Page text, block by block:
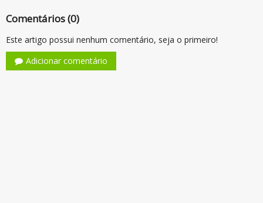
Comentários (0)
Este artigo possui nenhum comentário, seja o primeiro!
Adicionar comentário